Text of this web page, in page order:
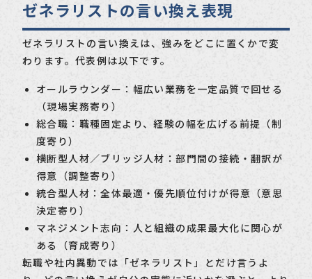
ゼネラリストの言い換え表現
ゼネラリストの言い換えは、強みをどこに置くかで変
わります。代表例は以下です。
オールラウンダー：幅広い業務を一定品質で回せる
（現場実務寄り）
総合職：職種固定より、経験の幅を広げる前提（制
度寄り）
横断型人材／ブリッジ人材：部門間の接続・翻訳が
得意（調整寄り）
統合型人材：全体最適・優先順位付けが得意（意思
決定寄り）
マネジメント志向：人と組織の成果最大化に関心が
ある（育成寄り）
転職や社内異動では「ゼネラリスト」とだけ言うよ